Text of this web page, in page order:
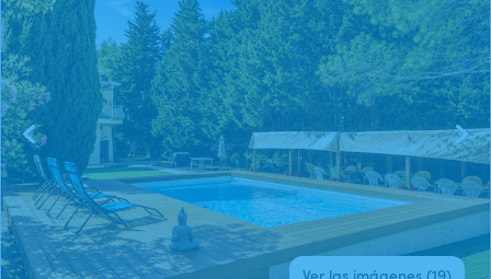
Ver las imágenes (19)